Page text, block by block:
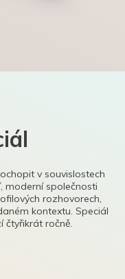
v souvislostech
moderní společnosti
rozhovorech,
kontextu. Speciál
čtyřikrát ročně.